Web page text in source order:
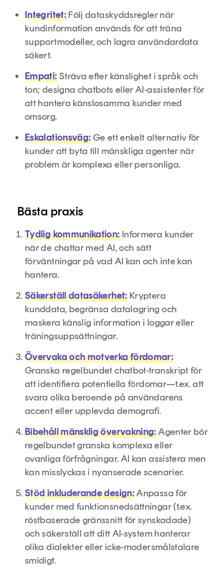
Integritet:Följ dataskyddsregler när
kundinformation används för att träna
supportmodeller, och lagra användardata
säkert.
Empati:Sträva efter känslighet i språk och
ton; designa chatbots eller AI-assistenter för
att hantera känslosamma kunder med
omsorg.
Eskalationsväg: Ge ett enkelt alternativ för
kunder att byta till mänskliga agenter när
problem är komplexa eller personliga.
Bästa praxis
Tydlig kommunikation:Informera kunder
när de chattar med AI, och sätt
förväntningar på vad AI kan och inte kan
hantera.
Säkerställ datasäkerhet:Kryptera
kunddata, begränsa datalagring och
maskera känslig information i loggar eller
träningsuppsättningar.
Övervaka och motverka fördomar:
Granska regelbundet chatbot-transkript för
att identifiera potentiella fördomar—t.ex. att
svara olika beroende på användarens
accent eller upplevda demografi.
Bibehåll mänsklig övervakning:Agenter bör
regelbundet granska komplexa eller
ovanliga förfrågningar. AI kan assistera men
kan misslyckas i nyanserade scenarier.
Stöd inkluderande design:Anpassa för
kunder med funktionsnedsättningar (t.ex.
röstbaserade gränssnitt för synskadade)
och säkerställ att ditt AI-system hanterar
olika dialekter eller icke-modersmålstalare
smidigt.